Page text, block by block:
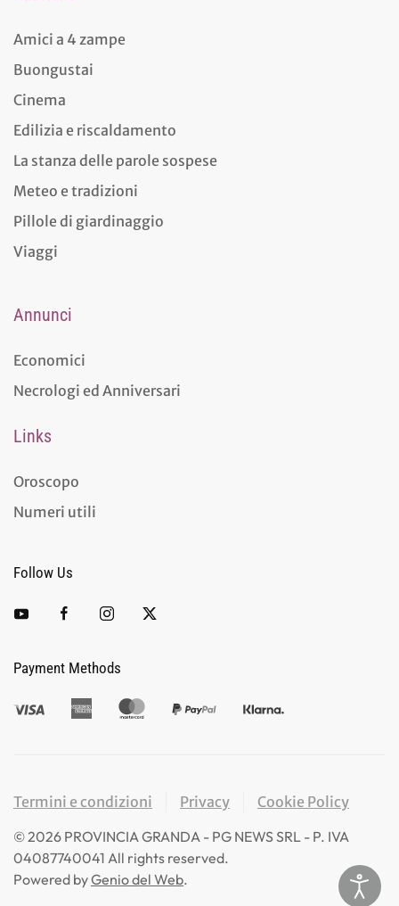
Amici a 4 zampe
Buongustai
Cinema
Edilizia e riscaldamento
La stanza delle parole sospese
Meteo e tradizioni
Pillole di giardinaggio
Viaggi
Annunci
Economici
Necrologi ed Anniversari
Links
Oroscopo
Numeri utili
Follow Us
Payment Methods
Termini e condizioni Privacy
Cookie Policy
©2026 PROVINCIA GRANDA - PG NEWS SRL - P. IVA
04087740041 All rights reserved.
Powered byGenio del Web.